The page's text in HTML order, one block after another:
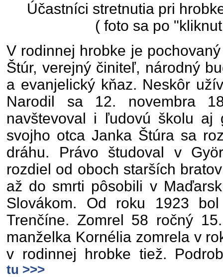
Účastníci stretnutia pri
( foto sa po
V rodinnej hrobke je
Štúr, verejný činiteľ, národný
a evanjelický kňaz. Neskôr
Narodil sa 12. novembra
navštevoval i ľudovú školu aj
svojho otca Janka Štúra sa
dráhu. Právo študoval v
rozdiel od oboch starších
až do smrti pôsobili v
Slovákom. Od roku 1923
Trenčíne. Zomrel 58 ročný
manželka Kornélia zomrela v
v rodinnej hrobke tiež.
tu >>>